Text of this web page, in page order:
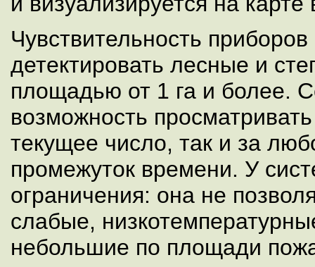
Чувствительность приборов
детектировать лесные и
площадью от 1 га и более.
возможность
текущее число, так и за
промежуток времени. У
ограничения: она не
слабые,
небольшие по площади